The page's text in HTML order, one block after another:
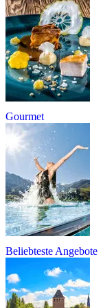
Gourmet
Beliebteste Angebote